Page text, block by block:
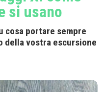
si usano
cosa portare sempre
della vostra escursione